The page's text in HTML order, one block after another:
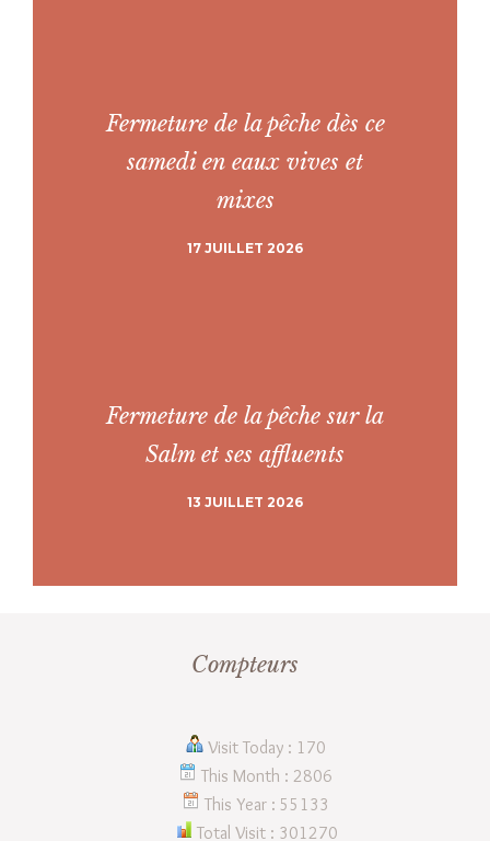
Fermeture de la pêche dès ce
samedi en eaux vives et
mixes
17 JUILLET 2026
Fermeture de la pêche sur la
Salm et ses affluents
13 JUILLET 2026
Compteurs
Visit Today : 170
This Month : 2806
This Year : 55133
Total Visit : 301270